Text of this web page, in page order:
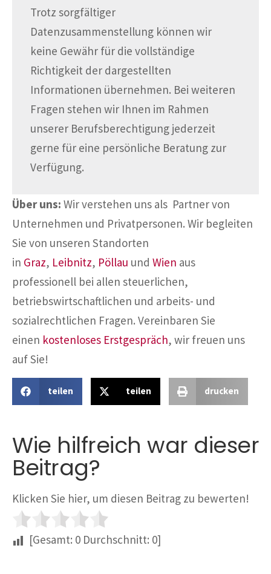
Trotz sorgfältiger
Datenzusammenstellung können wir
keine Gewähr für die vollständige
Richtigkeit der dargestellten
Informationen übernehmen. Bei weiteren
Fragen stehen wir Ihnen im Rahmen
unserer Berufsberechtigung jederzeit
gerne für eine persönliche Beratung zur
Verfügung.
Über uns: Wir verstehen uns als Partner von
Unternehmen und Privatpersonen. Wir begleiten
Sie von unseren Standorten
in Graz, Leibnitz, Pöllau und Wien aus
professionell bei allen steuerlichen,
betriebswirtschaftlichen und arbeits- und
sozialrechtlichen Fragen. Vereinbaren Sie
einen kostenloses Erstgespräch, wir freuen uns
auf Sie!
teilen teilen drucken
Wie hilfreich war dieser
Beitrag?
Klicken Sie hier, um diesen Beitrag zu bewerten!
[Gesamt: 0 Durchschnitt: 0]